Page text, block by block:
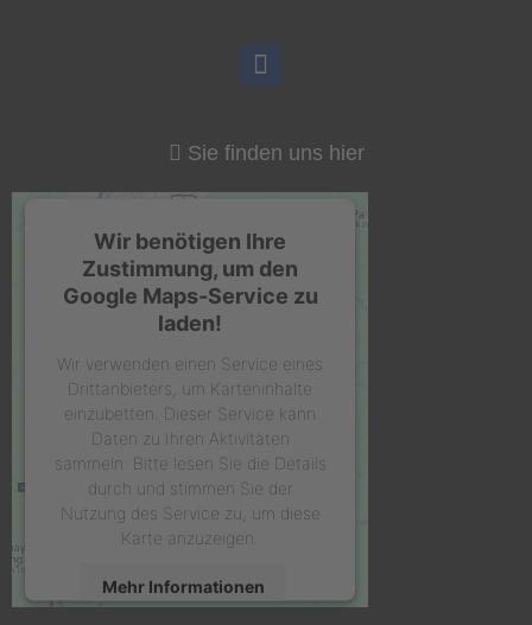
Sie finden uns hier
Wir benötigen Ihre
Zustimmung, um den
Google Maps-Service zu
laden!
Wir verwenden einen Service eines
Drittanbieters, um Karteninhalte
einzubetten. Dieser Service kann
Daten zu Ihren Aktivitäten
sammeln. Bitte lesen Sie die Details
durch und stimmen Sie der
Nutzung des Service zu, um diese
Karte anzuzeigen.
Mehr Informationen